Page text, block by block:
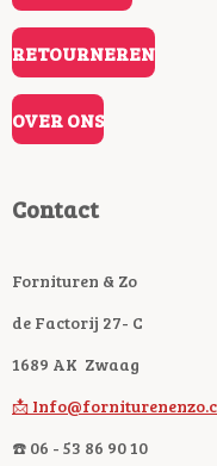
RETOURNEREN
OVER ONS
Contact
Fornituren & Zo
de Factorij 27- C
1689 AK Zwaag
📩
☎️ 06 - 53 86 90 10